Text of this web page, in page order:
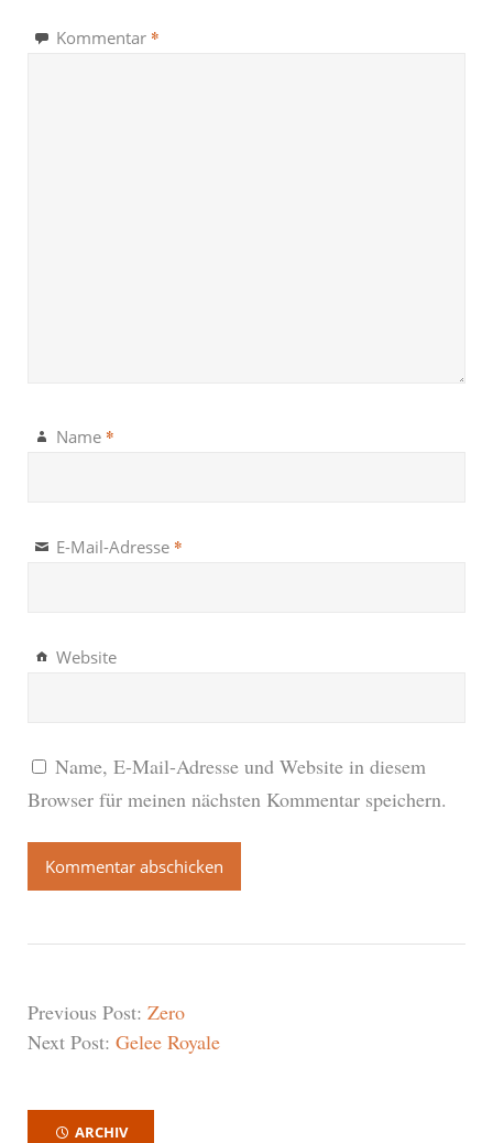
Kommentar *
Name *
E-Mail-Adresse *
Website
Name, E-Mail-Adresse und Website in diesem
Browser für meinen nächsten Kommentar speichern.
Previous Post: Zero
Next Post: Gelee Royale
ARCHIV